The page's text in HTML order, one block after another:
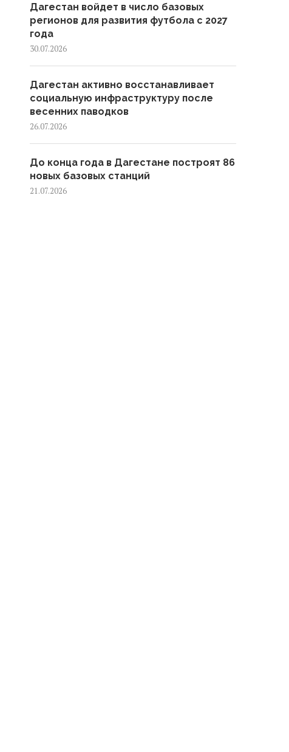
Дагестан войдет в число базовых
регионов для развития футбола с 2027
года
30.07.2026
Дагестан активно восстанавливает
социальную инфраструктуру после
весенних паводков
26.07.2026
До конца года в Дагестане построят 86
новых базовых станций
21.07.2026